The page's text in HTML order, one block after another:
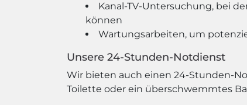
Kanal-TV-Untersuchung, bei
können
Wartungsarbeiten, um
Unsere 24-Stunden-Notdienst
Wir bieten auch einen 24-Stunden-
Toilette oder ein überschwemmtes